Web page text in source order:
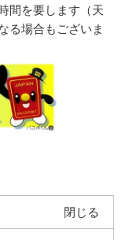
間を要します（天
る場合もございま
閉じる